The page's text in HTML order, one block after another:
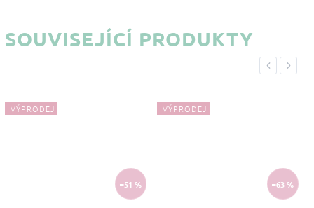
SOUVISEJÍCÍ PRODUKTY
Previous
VÝPRODEJ
–51 %
VÝPRODEJ
–63 %
Next